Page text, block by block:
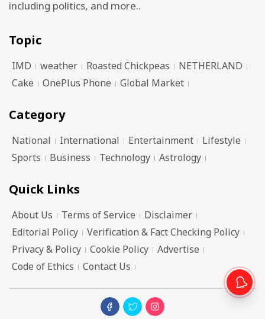
including politics, and more..
Topic
IMD weather Roasted Chickpeas
NETHERLAND
Cake
OnePlus Phone Global Market
Category
National International Entertainment
Lifestyle
Sports
Business Technology Astrology
Quick Links
About Us Terms of Service
Disclaimer
Editorial Policy
Verification & Fact Checking Policy
Privacy & Policy
Cookie Policy
Advertise
Code of Ethics
Contact Us